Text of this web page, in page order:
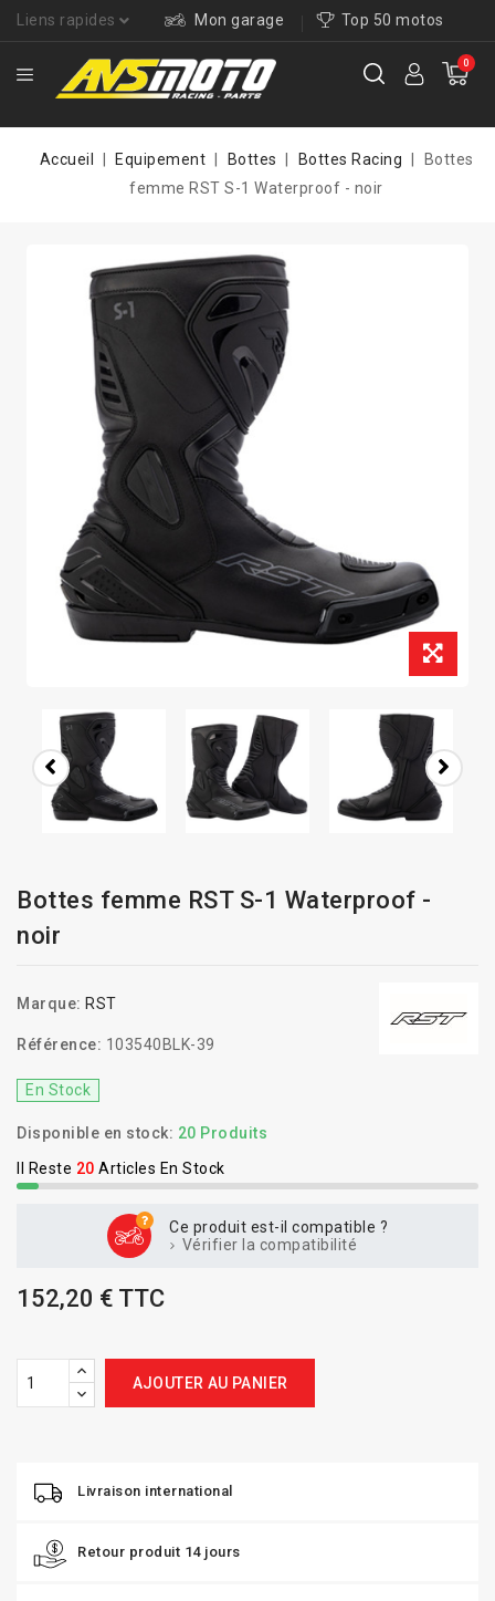
Liens rapides Mon garage Top 50 motos
0
Accueil Equipement Bottes Bottes Racing
Bottes
femme RST S-1 Waterproof - noir
Bottes femme RST S-1 Waterproof -
noir
Marque: RST
Référence: 103540BLK-39
En Stock
Disponible en stock: 20 Produits
Il Reste 20 Articles En Stock
Ce produit est-il compatible ?
Vérifier la compatibilité
152,20 € TTC
AJOUTER AU PANIER
Livraison international
Retour produit 14 jours